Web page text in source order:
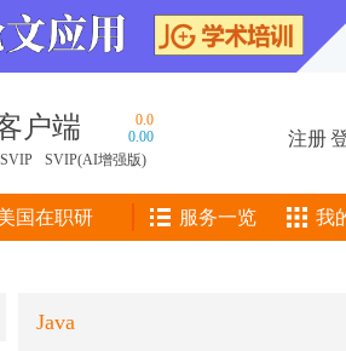
户端
0.0
0.00
SVIP(AI增强版)
注册
国在职研 服务一览 我
Java